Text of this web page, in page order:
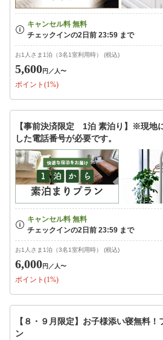
お1人さま1泊（3名1室利用時） (税込)
5,600円 ／人〜
ポイント(1%)
【事前決済限定 1泊 素泊り】※現地
した電話番号が必要です。
お1人さま1泊（3名1室利用時） (税込)
6,000円 ／人〜
ポイント(1%)
【８・９月限定】お子様添い寝無料！
ン